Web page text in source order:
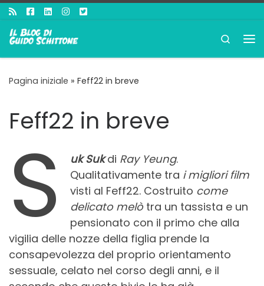
Passa al contenuto
Search
Pagina iniziale » Feff22 in breve
Feff22 in breve
S uk Sukdi Ray Yeung.
Qualitativamente tra i migliori film
visti al Feff22. Costruito come
delicato melòtra un tassista e un
pensionato con il primo che alla
vigilia delle nozze della figlia prende la
consapevolezza del proprio orientamento
sessuale, celato nel corso degli anni, e il